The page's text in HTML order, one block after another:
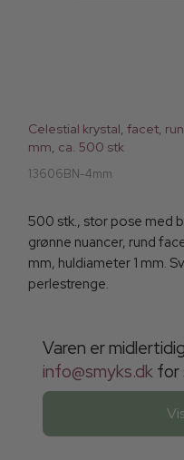
Celestial krystal, facet,
mm, ca. 500 stk
13606BN-4mm
500 stk., stor pose med
grønne nuancer, rund
mm, huldiameter 1 mm.
perlestrenge.
Varen er
info@smyks.dk for